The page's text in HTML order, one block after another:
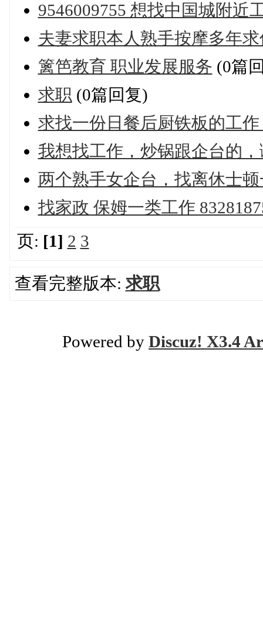
9546009755 想找中国城附近
夫妻求职本人熟手按摩多年
篱笆教育 职业发展服务 (0篇
求职 (0篇回复)
求找一份日餐后厨铁板的工作
我想找工作，炒锅跟企台的，
两个熟手女企台，找离休士
找家政 保姆一类工作
页: [1] 2 3
查看完整版本:求职
Powered by Discuz! X3.4